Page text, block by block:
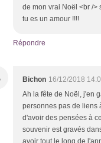
de mon vrai Noël <br />
tu es un amour !!!!
Répondre
Bichon 16/12/2018
Ah la fête de Noël, j'en
personnes pas de liens
d'avoir des pensées à
souvenir est gravés
avoir tout le long de